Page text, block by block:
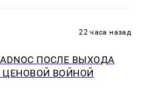
22 часа назад
ПОСЛЕ ВЫХОДА
ЦЕНОВОЙ ВОЙНОЙ